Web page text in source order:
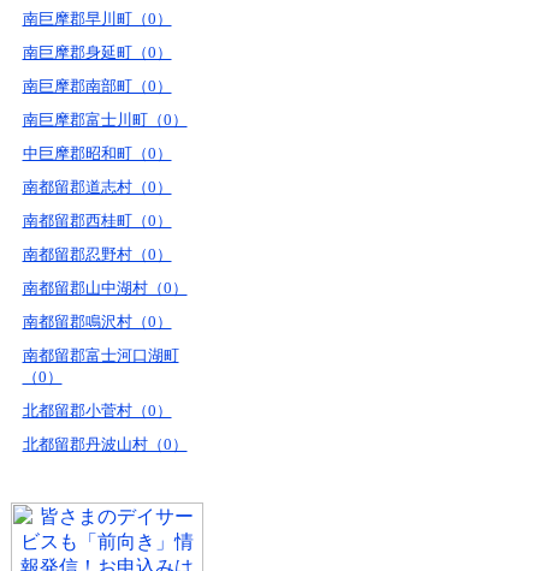
南巨摩郡早川町（0）
南巨摩郡身延町（0）
南巨摩郡南部町（0）
南巨摩郡富士川町（0）
中巨摩郡昭和町（0）
南都留郡道志村（0）
南都留郡西桂町（0）
南都留郡忍野村（0）
南都留郡山中湖村（0）
南都留郡鳴沢村（0）
南都留郡富士河口湖町
（0）
北都留郡小菅村（0）
北都留郡丹波山村（0）